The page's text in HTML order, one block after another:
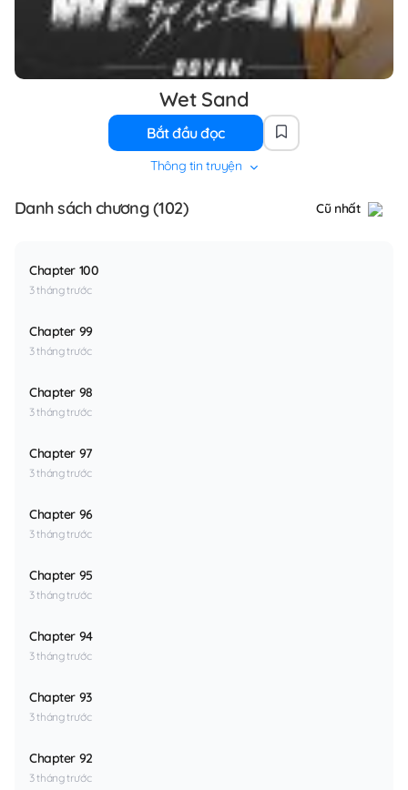
Wet Sand
Bắt đầu đọc
Thông tin truyện
Danh sách chương (102) Cũ nhất
Chapter 100
3 tháng trước
Chapter 99
3 tháng trước
Chapter 98
3 tháng trước
Chapter 97
3 tháng trước
Chapter 96
3 tháng trước
Chapter 95
3 tháng trước
Chapter 94
3 tháng trước
Chapter 93
3 tháng trước
Chapter 92
3 tháng trước